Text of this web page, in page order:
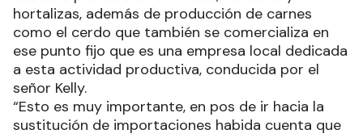
hortalizas, además de producción de carnes
como el cerdo que también se comercializa en
ese punto fijo que es una empresa local dedicada
a esta actividad productiva, conducida por el
señor Kelly.
“Esto es muy importante, en pos de ir hacia la
sustitución de importaciones habida cuenta que